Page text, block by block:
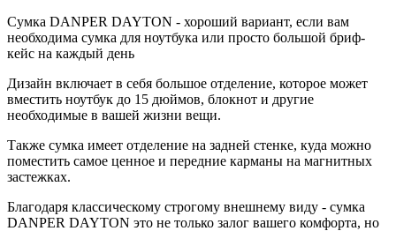
Сумка DANPER DAYTON - хороший вариант, если вам
необходима сумка для ноутбука или просто большой бриф-
кейс на каждый день
Дизайн включает в себя большое отделение, которое может
вместить ноутбук до 15 дюймов, блокнот и другие
необходимые в вашей жизни вещи.
Также сумка имеет отделение на задней стенке, куда можно
поместить самое ценное и передние карманы на магнитных
застежках.
Благодаря классическому строгому внешнему виду - сумка
DANPER DAYTON это не только залог вашего комфорта, но